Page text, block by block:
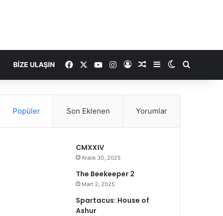
BIZE ULAŞIN FacebookYouTubeInstagram
Kayıt OlRastgele Makale
Kenar Bölmesi
DışArama
Popüler Son Eklenen Yorumlar
CMXXIV
Aralık 30, 2025
The Beekeeper 2
Mart 2, 2025
Spartacus: House of
Ashur